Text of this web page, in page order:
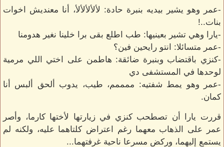
-عمر وهو يشير بيديه بنبرة حادة: لألألألألأ، أنا معنديش اخوات
بنات..!
-يارا وهي تشير بعينيها: طب اطلع بقى برا خلينا نغير هدومنا
-عمر متسائلا: انتو رايحين فين؟
-كنزي باقتضاب وبنبرة ضائقة: هاطمن على اختي اللي مرمية
لوحدها في المستشفى دي
-عمر وهو يمط شفتيه: ممممم، طيب، يدوب ألحق ألبس أنا
كمان.
قررت يارا أن تصطحب كنزي في زيارتها لأختها كارما، وأصر
عمر على الذهاب معهما رغم اعتراض كلتاهما عليه، ولكنه لم
يستمع إليهما، وركض مسرعا ناحية غرفتهما...